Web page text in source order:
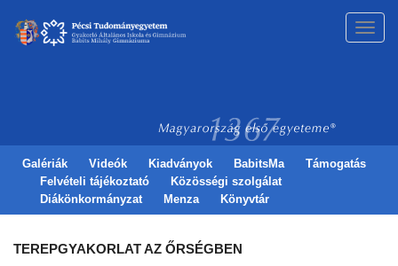
Galériák Videók Kiadványok BabitsMa
Támogatás
Felvételi tájékoztató
Közösségi szolgálat
Diákönkormányzat
Menza Könyvtár
TEREPGYAKORLAT AZ ŐRSÉGBEN